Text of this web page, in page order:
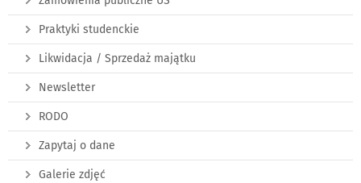
Praktyki studenckie
Likwidacja / Sprzedaż majątku
Newsletter
RODO
Zapytaj o dane
Galerie zdjęć